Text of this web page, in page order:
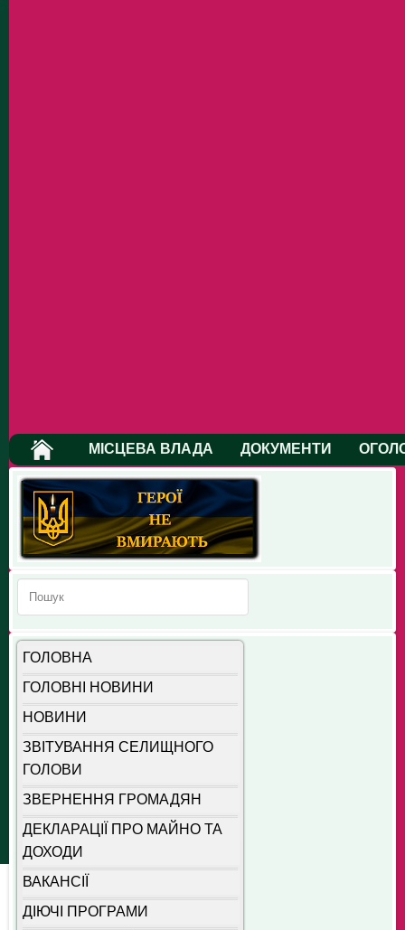
МІСЦЕВА ВЛАДА ДОКУМЕНТИ
ГОЛОВНА
ГОЛОВНІ НОВИНИ
НОВИНИ
ЗВІТУВАННЯ СЕЛИЩНОГО
ГОЛОВИ
ЗВЕРНЕННЯ ГРОМАДЯН
ДЕКЛАРАЦІЇ ПРО МАЙНО ТА
ДОХОДИ
ВАКАНСІЇ
ДІЮЧІ ПРОГРАМИ